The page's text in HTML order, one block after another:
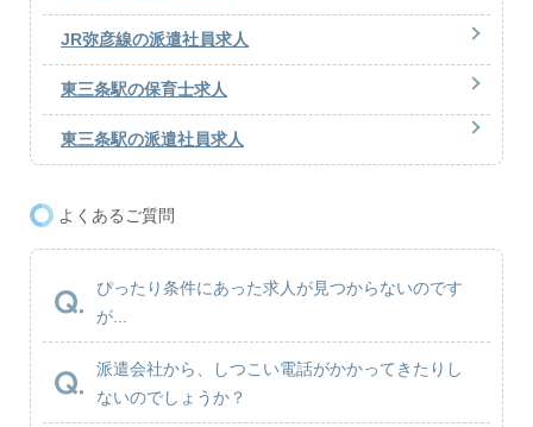
JR弥彦線の派遣社員求人
東三条駅の保育士求人
東三条駅の派遣社員求人
よくあるご質問
ぴったり条件にあった求人が見つからないのです
が...
派遣会社から、しつこい電話がかかってきたりし
ないのでしょうか？